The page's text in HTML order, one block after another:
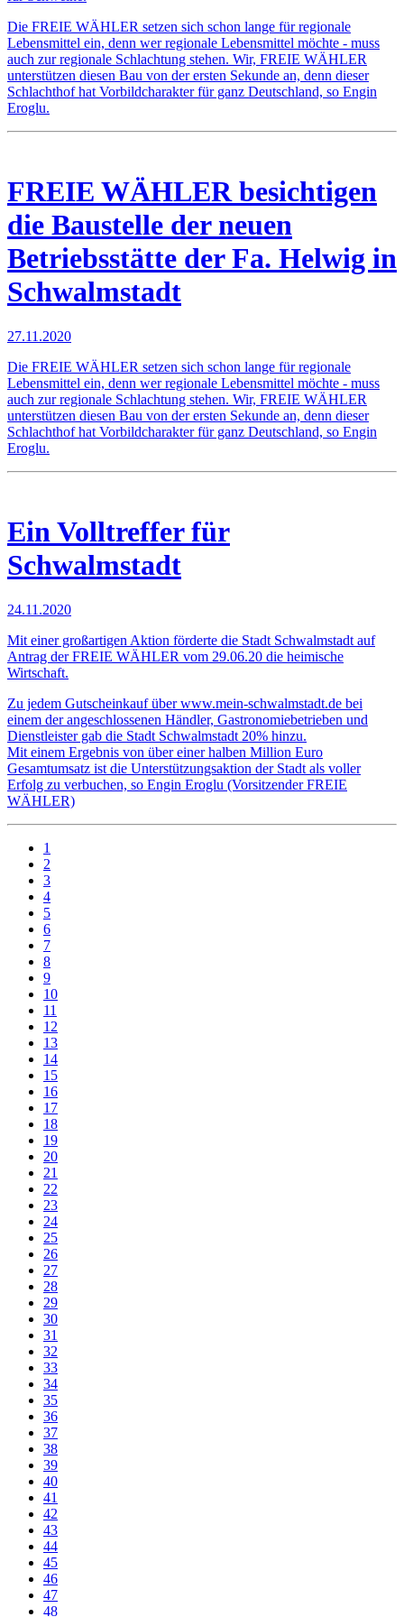
Die FREIE WÄHLER setzen sich schon lange für regionale
Lebensmittel ein, denn wer regionale Lebensmittel möchte - muss
auch zur regionale Schlachtung stehen. Wir, FREIE WÄHLER
unterstützen diesen Bau von der ersten Sekunde an, denn dieser
Schlachthof hat Vorbildcharakter für ganz Deutschland, so Engin
Eroglu.
FREIE WÄHLER besichtigen
die Baustelle der neuen
Betriebsstätte der Fa. Helwig in
Schwalmstadt
27.11.2020
Die FREIE WÄHLER setzen sich schon lange für regionale
Lebensmittel ein, denn wer regionale Lebensmittel möchte - muss
auch zur regionale Schlachtung stehen. Wir, FREIE WÄHLER
unterstützen diesen Bau von der ersten Sekunde an, denn dieser
Schlachthof hat Vorbildcharakter für ganz Deutschland, so Engin
Eroglu.
Ein Volltreffer für
Schwalmstadt
24.11.2020
Mit einer großartigen Aktion förderte die Stadt Schwalmstadt auf
Antrag der FREIE WÄHLER vom 29.06.20 die heimische
Wirtschaft.
Zu jedem Gutscheinkauf über www.mein-schwalmstadt.de bei
einem der angeschlossenen Händler, Gastronomiebetrieben und
Dienstleister gab die Stadt Schwalmstadt 20% hinzu.
Mit einem Ergebnis von über einer halben Million Euro
Gesamtumsatz ist die Unterstützungsaktion der Stadt als voller
Erfolg zu verbuchen, so Engin Eroglu (Vorsitzender FREIE
WÄHLER)
1
2
3
4
5
6
7
8
9
10
11
12
13
14
15
16
17
18
19
20
21
22
23
24
25
26
27
28
29
30
31
32
33
34
35
36
37
38
39
40
41
42
43
44
45
46
47
48